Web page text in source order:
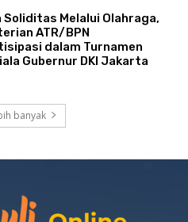
Soliditas Melalui Olahraga,
ATR/BPN
dalam Turnamen
Gubernur DKI Jakarta
banyak